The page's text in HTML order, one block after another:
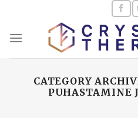
content
CATEGORY
PUHASTAMINE